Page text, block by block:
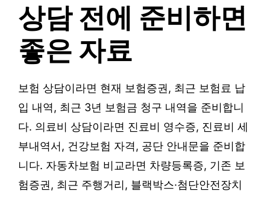
상담 전에 준비하면
좋은 자료
보험 상담이라면 현재 보험증권, 최근 보험료 납
입 내역, 최근 3년 보험금 청구 내역을 준비합니
다. 의료비 상담이라면 진료비 영수증, 진료비 세
부내역서, 건강보험 자격, 공단 안내문을 준비합
니다. 자동차보험 비교라면 차량등록증, 기존 보
험증권, 최근 주행거리, 블랙박스·첨단안전장치